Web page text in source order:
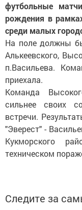
футбольные
рождения в
среди малых
На поле должны
Алькеевского,
п.Васильева.
приехала.
Команда
сильнее своих
встречи.
"Эверест" -
Кукморского
техническом
Следите за